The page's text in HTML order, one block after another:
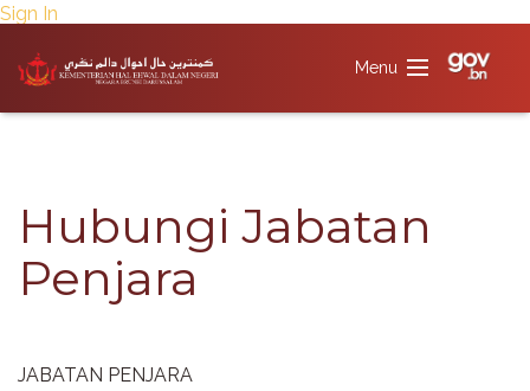
Sign In
Hubungi Jabatan
Penjara​​​​
JABATAN PENJARA